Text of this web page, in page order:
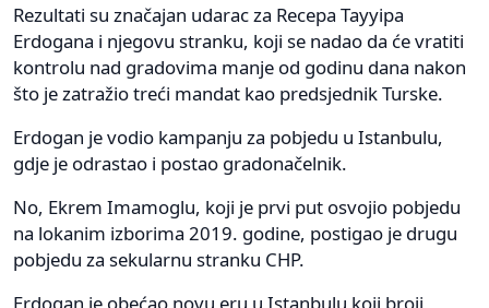
Rezultati su značajan udarac za Recepa Tayyipa
Erdogana i njegovu stranku, koji se nadao da će vratiti
kontrolu nad gradovima manje od godinu dana nakon
što je zatražio treći mandat kao predsjednik Turske.
Erdogan je vodio kampanju za pobjedu u Istanbulu,
gdje je odrastao i postao gradonačelnik.
No, Ekrem Imamoglu, koji je prvi put osvojio pobjedu
na lokanim izborima 2019. godine, postigao je drugu
pobjedu za sekularnu stranku CHP.